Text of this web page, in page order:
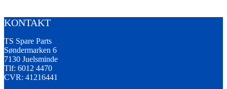
KONTAKT
TS Spare Parts
Søndermarken 6
7130 Juelsminde
Tlf: 6012 4470
CVR: 41216441